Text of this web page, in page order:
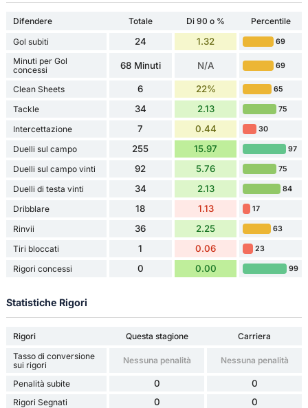
Difendere Totale Di 90 o %
Percentile
Gol subiti
24 1.32 69
Minuti per Gol
concessi
68 Minuti N/A 69
Clean Sheets 6 22% 65
Tackle 34 2.13 75
Intercettazione 7 0.44 30
Duelli sul campo 255 15.97 97
Duelli sul campo vinti 92 5.76 75
Duelli di testa vinti 34 2.13 84
Dribblare 18 1.13 17
Rinvii 36 2.25 63
Tiri bloccati 1 0.06 23
Rigori concessi 0 0.00 99
Statistiche Rigori
Rigori Questa stagione
Carriera
Tasso di conversione
sui rigori
Nessuna penalità Nessuna penalità
Penalità subite 0 0
Rigori Segnati 0 0